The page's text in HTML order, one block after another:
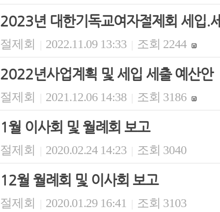
2023년 대한기독교여자절제회 세입.
절제회 | 2022.11.09 13:33 | 조회 2244
2022년사업계획 및 세입 세출 예산안
절제회 | 2021.12.06 14:38 | 조회 3186
1월 이사회 및 월례회 보고
절제회 | 2020.02.24 14:23 | 조회 3040
12월 월례회 및 이사회 보고
절제회 | 2020.01.29 16:41 | 조회 3103